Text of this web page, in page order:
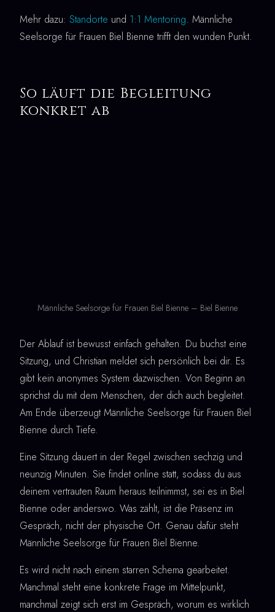
Mehr dazu: Standorte und 1:1 Mentoring. Männliche
Seelsorge für Frauen Biel Bienne trifft den wunden Punkt.
So läuft die Begleitung
konkret ab
Männliche Seelsorge für Frauen Biel Bienne – Biel Bienne
Der Ablauf ist bewusst einfach gehalten. Du buchst eine
Sitzung, und Christian meldet sich persönlich bei dir. Es
gibt kein anonymes System dazwischen. Von Beginn an
sprichst du mit dem Menschen, der dich auch begleitet.
Am Ende überzeugt Männliche Seelsorge für Frauen Biel
Bienne durch Tiefe.
Eine Sitzung dauert in der Regel zwischen sechzig und
neunzig Minuten. Sie findet online statt, sodass du aus
deinem vertrauten Raum heraus teilnimmst, sei es in Biel
Bienne oder anderswo. Was zählt, ist die Präsenz im
Gespräch, nicht der physische Ort. Genau dafür steht
Männliche Seelsorge für Frauen Biel Bienne.
Es wird nicht nach einem starren Schema gearbeitet.
Manchmal steht eine konkrete Frage im Mittelpunkt,
manchmal zeigt sich erst im Gespräch, worum es wirklich